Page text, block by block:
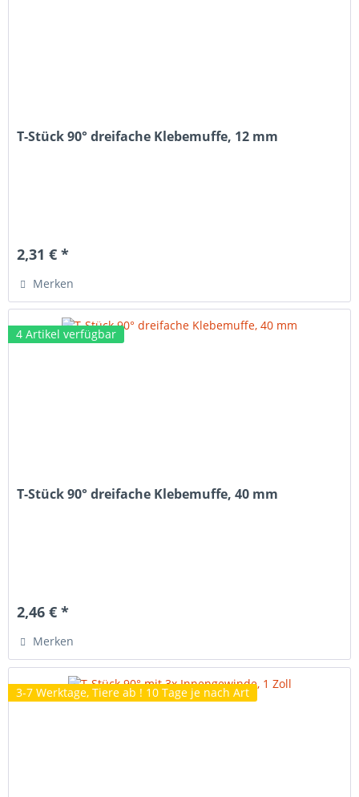
T-Stück 90° dreifache Klebemuffe, 12 mm
2,31 € *
Merken
4 Artikel verfügbar
T-Stück 90° dreifache Klebemuffe, 40 mm
2,46 € *
Merken
3-7 Werktage, Tiere ab ! 10 Tage je nach Art